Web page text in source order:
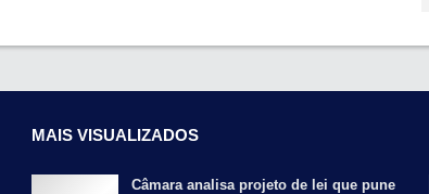
MAIS VISUALIZADOS
Câmara analisa projeto de lei que pune